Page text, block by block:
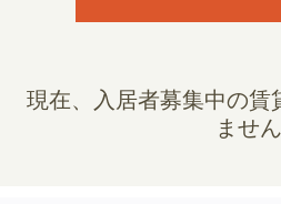
現在、入居者募集中の賃
ません